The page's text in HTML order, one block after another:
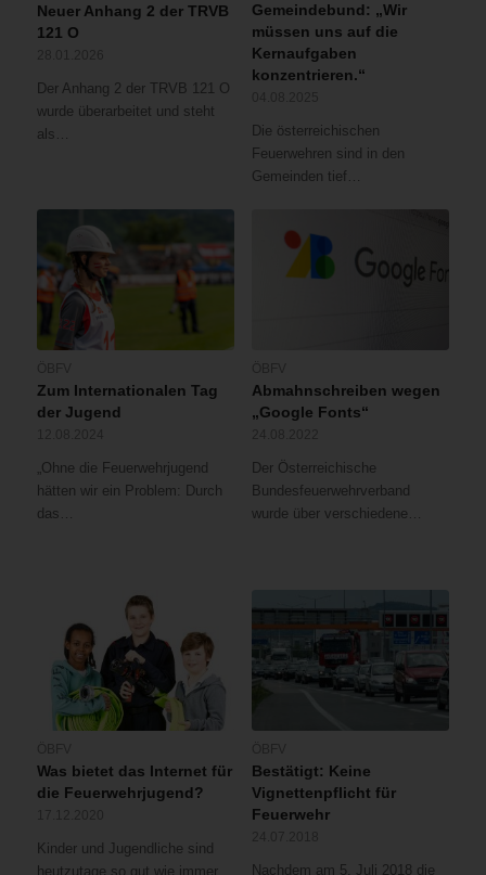
Neuer Anhang 2 der TRVB
121 O
Der Anhang 2 der TRVB 121 O
wurde überarbeitet und steht
als…
Gemeindebund: „Wir
müssen uns auf die
Kernaufgaben
konzentrieren.“
Die österreichischen
Feuerwehren sind in den
Gemeinden tief…
Zum Internationalen Tag
der Jugend
„Ohne die Feuerwehrjugend
hätten wir ein Problem: Durch
das…
Abmahnschreiben wegen
„Google Fonts“
Der Österreichische
Bundesfeuerwehrverband
wurde über verschiedene…
Was bietet das Internet für
die Feuerwehrjugend?
Kinder und Jugendliche sind
heutzutage so gut wie immer
Bestätigt: Keine
Vignettenpflicht für
Feuerwehr
Nachdem am 5. Juli 2018 die